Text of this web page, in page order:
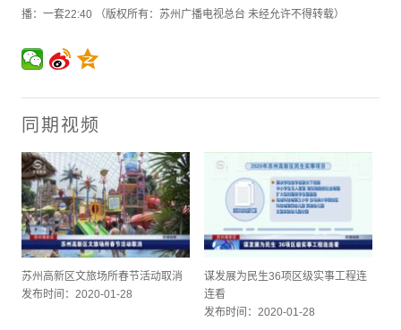
播：一套22:40 （版权所有：苏州广播电视总台 未经允许不得转载）
同期视频
苏州高新区文旅场所春节活动取消
发布时间：2020-01-28
谋发展为民生36项区级实事工程连
连看
发布时间：2020-01-28